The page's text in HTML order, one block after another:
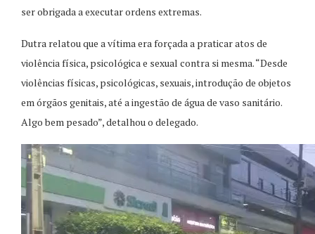
ser obrigada a executar ordens extremas.
Dutra relatou que a vítima era forçada a praticar atos de
violência física, psicológica e sexual contra si mesma. “Desde
violências físicas, psicológicas, sexuais, introdução de objetos
em órgãos genitais, até a ingestão de água de vaso sanitário.
Algo bem pesado”, detalhou o delegado.